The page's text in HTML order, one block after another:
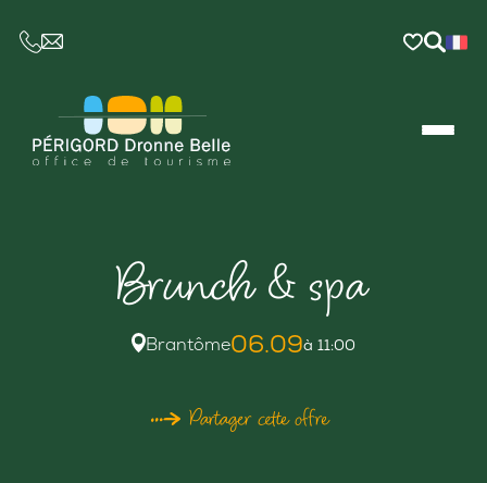
CE LIEN OUVRIRA VOTRE LOGICIEL DE
Brunch & spa
Brantôme06.09à 11:00
Partager cette offre